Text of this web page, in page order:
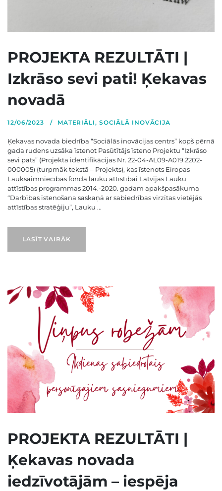
PROJEKTA REZULTĀTI |
Izkrāso sevi pati! Ķekavas
novadā
12/06/2023 MATERIĀLI, SOCIĀLĀ INOVĀCIJA
Ķekavas novada biedrība “Sociālās inovācijas centrs” kopš pērnā
gada rudens uzsāka īstenot Pasūtītājs īsteno Projektu “Izkrāso
sevi pats” (Projekta identifikācijas Nr. 22-04-AL09-A019.2202-
000005) (turpmāk tekstā – Projekts), kas īstenots Eiropas
Lauksaimniecības fonda lauku attīstībai Latvijas Lauku
attīstības programmas 2014.-2020. gadam apakšpasākuma
“Darbības īstenošana saskaņā ar sabiedrības virzītas vietējās
attīstības stratēģiju”, Lauku ...
LASĪT VAIRĀK
PROJEKTA REZULTĀTI |
Ķekavas novada
iedzīvotājām – iespēja